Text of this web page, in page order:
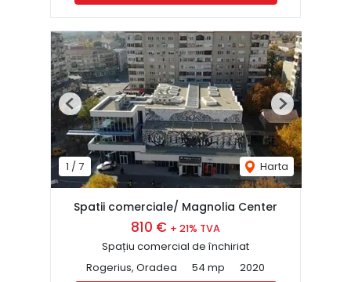
1 /7 Harta
Previous Next
Spatii comerciale/ Magnolia Center
810 € + 21% TVA
Spațiu comercial de închiriat
Rogerius, Oradea
54 mp 2020